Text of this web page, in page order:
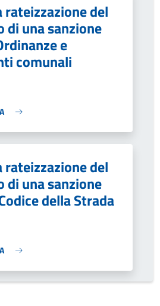
rateizzazione del
di una sanzione
e
comunali
rateizzazione del
di una sanzione
della Strada